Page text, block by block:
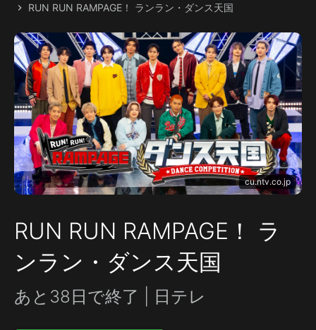
chevron_right RUN RUN RAMPAGE！ ランラン・ダンス天国
cu.ntv.co.jp
RUN RUN RAMPAGE！ ラ
ンラン・ダンス天国
あと38日で終了 | 日テレ